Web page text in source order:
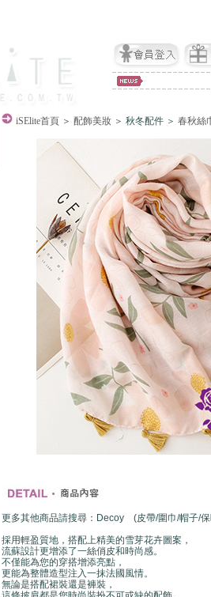
iSElite首頁 ＞ 配飾美妝 ＞ 秋冬配件 ＞ 春秋絲
更多其他商品請搜尋：Decoy (皮帶/圍巾/帽子/
採用輕盈質地，搭配上精美的雪芽花卉圖案，
流蘇設計更增添了一絲俏皮和時尚感。
不僅能為您的穿搭增添亮點，
更能為整體造型注入一抹法國風情。
無論是搭配裙裝還是褲裝，